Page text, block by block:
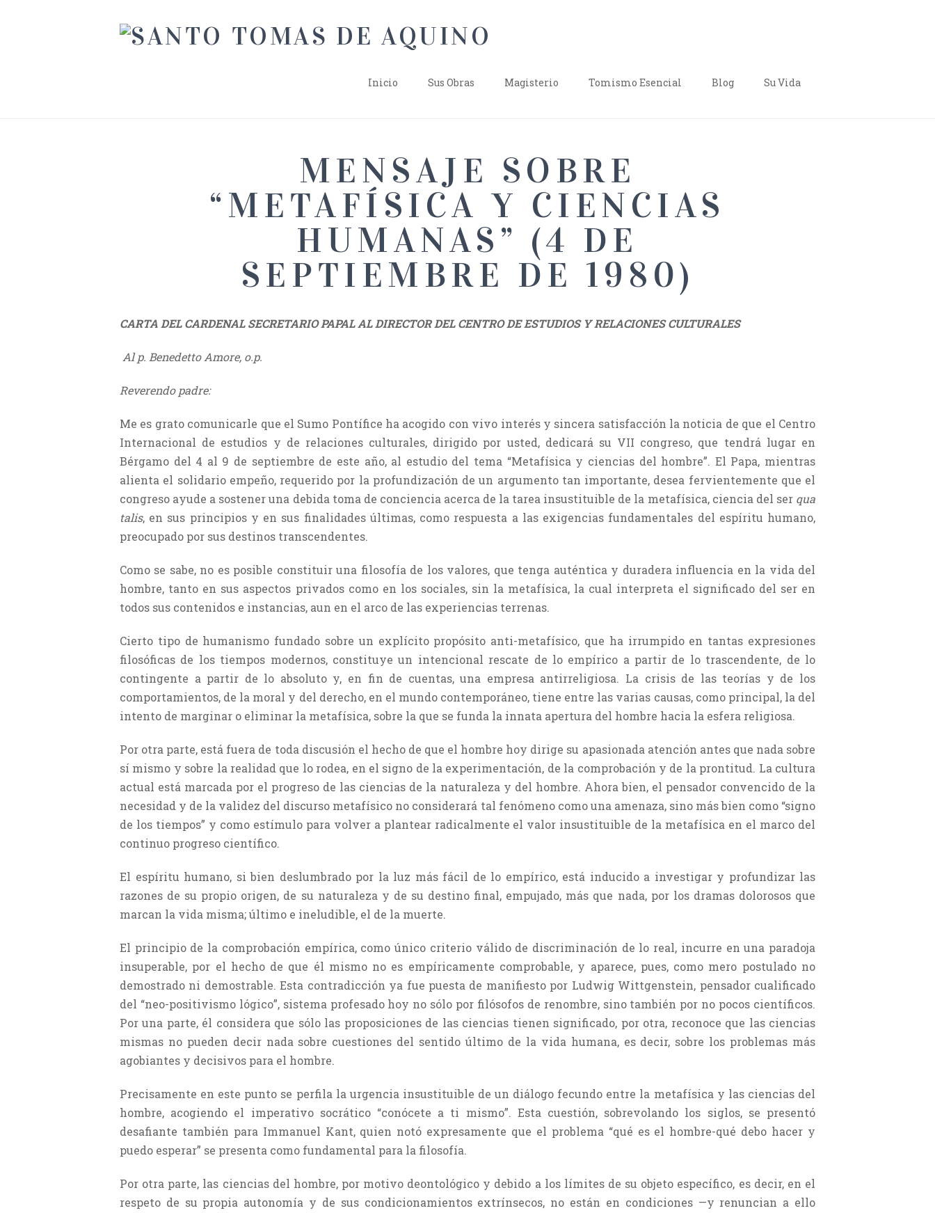
Inicio Sus Obras Magisterio Tomismo Esencial Blog Su Vida
MENSAJE SOBRE
“METAFÍSICA Y CIENCIAS
HUMANAS” (4 DE
SEPTIEMBRE DE 1980)
CARTA DEL CARDENAL SECRETARIO PAPAL AL DIRECTOR DEL CENTRO DE ESTUDIOS Y RELACIONES CULTURALES
Al p. Benedetto Amore, o.p.
Reverendo padre:
Me es grato comunicarle que el Sumo Pontífice ha acogido con vivo interés y sincera satisfacción la noticia de que el Centro
Internacional de estudios y de relaciones culturales, dirigido por usted, dedicará su VII congreso, que tendrá lugar en
Bérgamo del 4 al 9 de septiembre de este año, al estudio del tema “Metafísica y ciencias del hombre”. El Papa, mientras
alienta el solidario empeño, requerido por la profundización de un argumento tan importante, desea fervientemente que el
congreso ayude a sostener una debida toma de conciencia acerca de la tarea insustituible de la metafísica, ciencia del serqua
talis, en sus principios y en sus finalidades últimas, como respuesta a las exigencias fundamentales del espíritu humano,
preocupado por sus destinos transcendentes.
Como se sabe, no es posible constituir una filosofía de los valores, que tenga auténtica y duradera influencia en la vida del
hombre, tanto en sus aspectos privados como en los sociales, sin la metafísica, la cual interpreta el significado del ser en
todos sus contenidos e instancias, aun en el arco de las experiencias terrenas.
Cierto tipo de humanismo fundado sobre un explícito propósito anti-metafísico, que ha irrumpido en tantas expresiones
filosóficas de los tiempos modernos, constituye un intencional rescate de lo empírico a partir de lo trascendente, de lo
contingente a partir de lo absoluto y, en fin de cuentas, una empresa antirreligiosa. La crisis de las teorías y de los
comportamientos, de la moral y del derecho, en el mundo contemporáneo, tiene entre las varias causas, como principal, la del
intento de marginar o eliminar la metafísica, sobre la que se funda la innata apertura del hombre hacia la esfera religiosa.
Por otra parte, está fuera de toda discusión el hecho de que el hombre hoy dirige su apasionada atención antes que nada sobre
sí mismo y sobre la realidad que lo rodea, en el signo de la experimentación, de la comprobación y de la prontitud. La cultura
actual está marcada por el progreso de las ciencias de la naturaleza y del hombre. Ahora bien, el pensador convencido de la
necesidad y de la validez del discurso metafísico no considerará tal fenómeno como una amenaza, sino más bien como “signo
de los tiempos” y como estímulo para volver a plantear radicalmente el valor insustituible de la metafísica en el marco del
continuo progreso científico.
El espíritu humano, si bien deslumbrado por la luz más fácil de lo empírico, está inducido a investigar y profundizar las
razones de su propio origen, de su naturaleza y de su destino final, empujado, más que nada, por los dramas dolorosos que
marcan la vida misma; último e ineludible, el de la muerte.
El principio de la comprobación empírica, como único criterio válido de discriminación de lo real, incurre en una paradoja
insuperable, por el hecho de que él mismo no es empíricamente comprobable, y aparece, pues, como mero postulado no
demostrado ni demostrable. Esta contradicción ya fue puesta de manifiesto por Ludwig Wittgenstein, pensador cualificado
del “neo-positivismo lógico”, sistema profesado hoy no sólo por filósofos de renombre, sino también por no pocos científicos.
Por una parte, él considera que sólo las proposiciones de las ciencias tienen significado, por otra, reconoce que las ciencias
mismas no pueden decir nada sobre cuestiones del sentido último de la vida humana, es decir, sobre los problemas más
agobiantes y decisivos para el hombre.
Precisamente en este punto se perfila la urgencia insustituible de un diálogo fecundo entre la metafísica y las ciencias del
hombre, acogiendo el imperativo socrático “conócete a ti mismo”. Esta cuestión, sobrevolando los siglos, se presentó
desafiante también para Immanuel Kant, quien notó expresamente que el problema “qué es el hombre-qué debo hacer y
puedo esperar” se presenta como fundamental para la filosofía.
Por otra parte, las ciencias del hombre, por motivo deontológico y debido a los límites de su objeto específico, es decir, en el
respeto de su propia autonomía y de sus condicionamientos extrínsecos, no están en condiciones —y renuncian a ello